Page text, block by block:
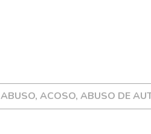
ABUSO, ACOSO, ABUSO DE